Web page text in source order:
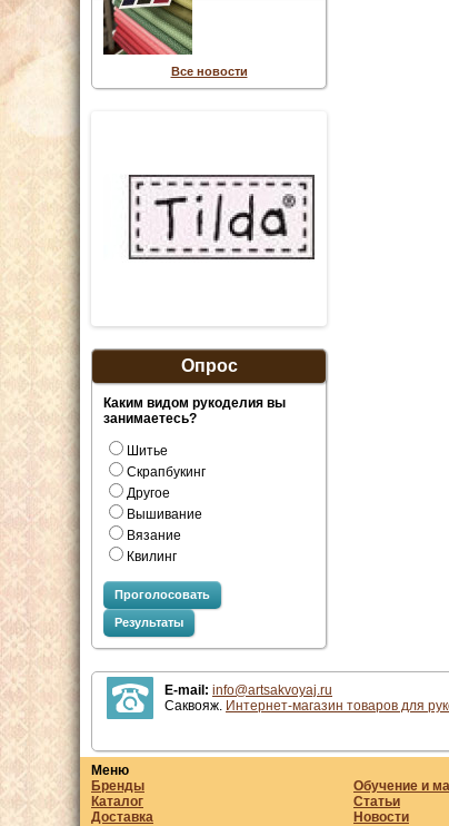
Все новости
Опрос
Каким видом рукоделия вы
занимаетесь?
Шитье
Скрапбукинг
Другое
Вышивание
Вязание
Квилинг
Проголосовать
Результаты
E-mail: info@artsakvoyaj.ru
Саквояж. Интернет-магазин товаров для
Меню
Бренды
Каталог
Доставка
Обучение и
Статьи
Новости